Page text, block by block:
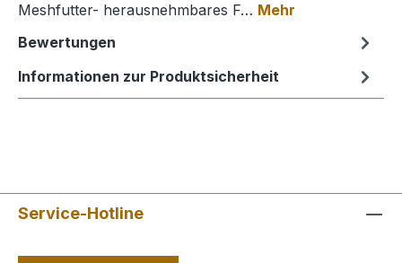
Meshfutter- herausnehmbares F… Mehr
Bewertungen
Informationen zur Produktsicherheit
Service-Hotline